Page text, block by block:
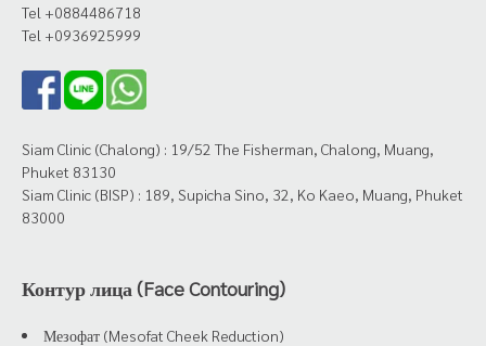
Tel +0884486718
Tel +0936925999
Siam Clinic (Chalong) : 19/52 The Fisherman, Chalong, Muang,
Phuket 83130
Siam Clinic (BISP) : 189, Supicha Sino, 32, Ko Kaeo, Muang, Phuket
83000
Контур лица (Face Contouring)
Мезофат (Mesofat Cheek Reduction)